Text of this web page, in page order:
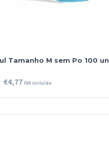
Tamanho M sem Po 100 un
€4,77 IVA incluído